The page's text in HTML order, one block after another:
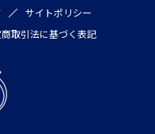
サイトポリシー
取引法に基づく表記